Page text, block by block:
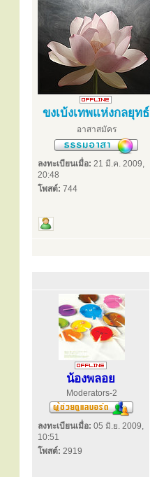
ขงเบ้งเทพแห่งกลยุทธ์
อาสาสมัคร
ลงทะเบียนเมื่อ: 21 มี.ค. 2009,
20:48
โพสต์: 744
น้องพลอย
Moderators-2
ลงทะเบียนเมื่อ: 05 มิ.ย. 2009,
10:51
โพสต์: 2919